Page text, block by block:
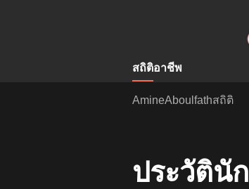
สถิติอาชีพ
AmineAboulfathสถิติ
ประวัตินั